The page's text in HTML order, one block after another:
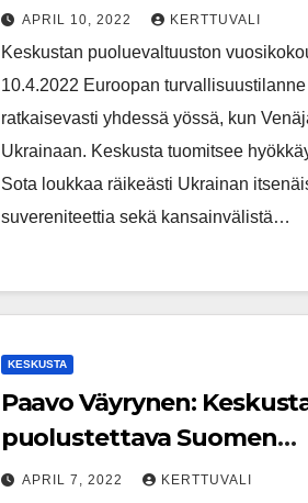
oltava kaiken päämääränä
APRIL 10, 2022 KERTTUVALI
Keskustan puoluevaltuuston
10.4.2022 Euroopan
ratkaisevasti yhdessä yössä, kun
Ukrainaan. Keskusta tuomitsee
Sota loukkaa räikeästi Ukrainan
suvereniteettia sekä kansainvälistä…
KESKUSTA
Paavo Väyrynen:
puolustettava Suomen
itsenäisyyttä ja
APRIL 7, 2022 KERTTUVALI